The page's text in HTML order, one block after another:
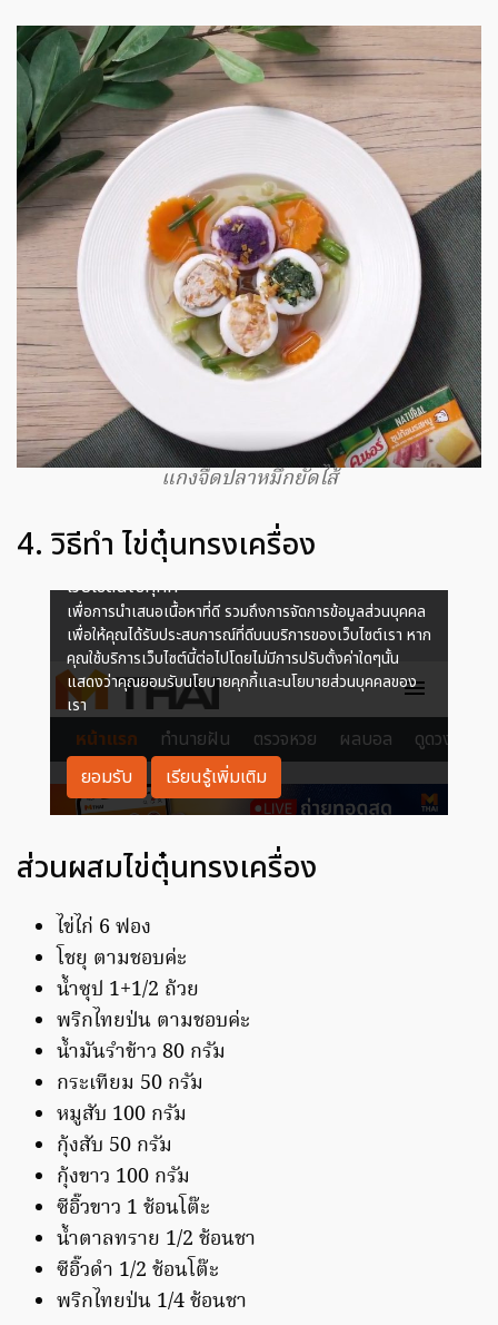
แกงจืดปลาหมึกยัดไส้
4. วิธีทำ ไข่ตุ๋นทรงเครื่อง
ส่วนผสมไข่ตุ๋นทรงเครื่อง
ไข่ไก่ 6 ฟอง
โชยุ ตามชอบค่ะ
น้ำซุป 1+1/2 ถ้วย
พริกไทยป่น ตามชอบค่ะ
น้ำมันรำข้าว 80 กรัม
กระเทียม 50 กรัม
หมูสับ 100 กรัม
กุ้งสับ 50 กรัม
กุ้งขาว 100 กรัม
ซีอิ๊วขาว 1 ช้อนโต๊ะ
น้ำตาลทราย 1/2 ช้อนชา
ซีอิ๊วดำ 1/2 ช้อนโต๊ะ
พริกไทยป่น 1/4 ช้อนชา